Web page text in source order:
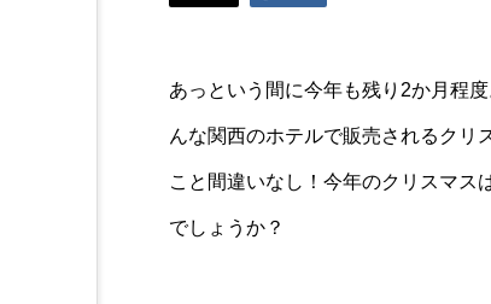
あっという間に今年も残り2か月程
んな関西のホテルで販売されるクリ
こと間違いなし！今年のクリスマス
でしょうか？
能な水筒特集